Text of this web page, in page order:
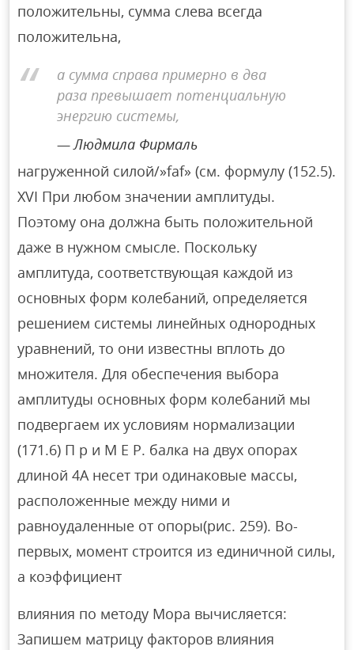
положительны, сумма слева всегда
положительна,
а сумма справа примерно в два
раза превышает потенциальную
энергию системы,
Людмила Фирмаль
нагруженной силой/»faf» (см. формулу (152.5).
XVI При любом значении амплитуды.
Поэтому она должна быть положительной
даже в нужном смысле. Поскольку
амплитуда, соответствующая каждой из
основных форм колебаний, определяется
решением системы линейных однородных
уравнений, то они известны вплоть до
множителя. Для обеспечения выбора
амплитуды основных форм колебаний мы
подвергаем их условиям нормализации
(171.6) П р и М Е Р. балка на двух опорах
длиной 4А несет три одинаковые массы,
расположенные между ними и
равноудаленные от опоры(рис. 259). Во-
первых, момент строится из единичной силы,
а коэффициент
влияния по методу Мора вычисляется:
Запишем матрицу факторов влияния